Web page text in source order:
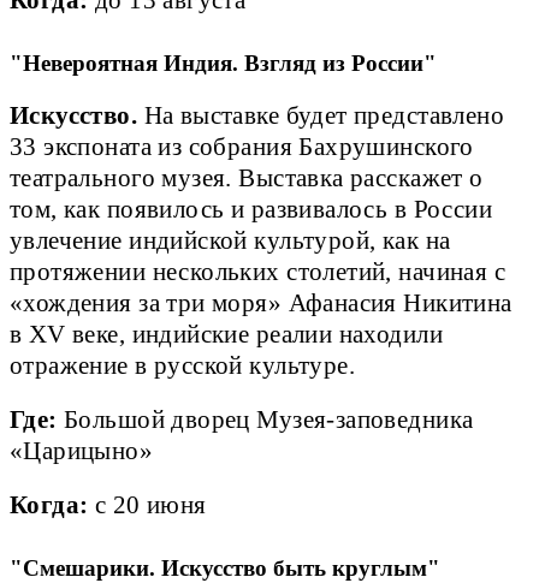
"Невероятная Индия. Взгляд из России"
Искусство. На выставке будет представлено
33 экспоната из собрания Бахрушинского
театрального музея. Выставка расскажет о
том, как появилось и развивалось в России
увлечение индийской культурой, как на
протяжении нескольких столетий, начиная с
«хождения за три моря» Афанасия Никитина
в XV веке, индийские реалии находили
отражение в русской культуре.
Где:Большой дворец Музея-заповедника
«Царицыно»
Когда: с 20 июня
"Смешарики. Искусство быть круглым"